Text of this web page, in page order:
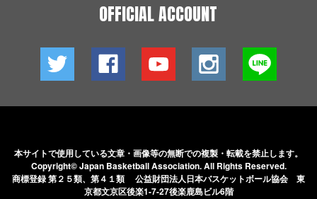
OFFICIAL ACCOUNT
本サイトで使用している文章・画像等の無断での複製・転載を禁止します。
Copyright© Japan Basketball Association.All Rights Reserved.
商標登録 第２５類、第４１類 公益財団法人日本バスケットボール協会 東
京都文京区後楽1-7-27後楽鹿島ビル6階